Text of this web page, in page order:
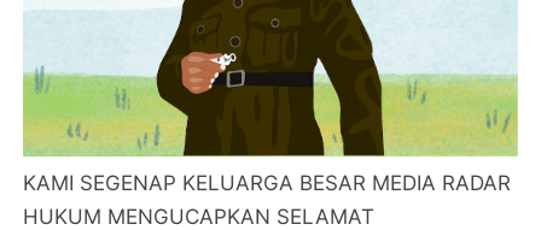
KAMI SEGENAP KELUARGA BESAR MEDIA RADAR
HUKUM MENGUCAPKAN SELAMAT